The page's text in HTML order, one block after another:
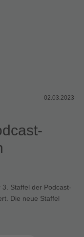
02.03.2023
Staffel der Podcast-
Die neue Staffel